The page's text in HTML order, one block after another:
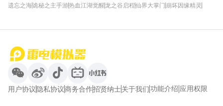
遗忘之海诡秘之主手游热血江湖觉醒龙之谷启程仙界大掌门 崩坏因缘精灵
用户协议隐私协议商务合作招贤纳士关于我们功能介绍 应用权限
首页
微信
微博 抖音 哔哩哔哩